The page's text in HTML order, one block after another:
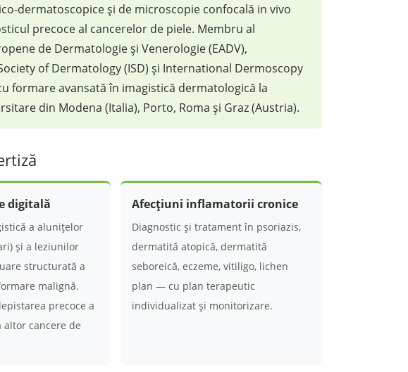
dermatoscopice și de microscopie confocală in vivo
precoce al cancerelor de piele. Membru al
de Dermatologie și Venerologie (EADV),
of Dermatology (ISD) și International Dermoscopy
formare avansată în imagistică dermatologică la
din Modena (Italia), Porto, Roma și Graz (Austria).
digitală
a alunițelor
și a leziunilor
structurată a
malignă.
precoce a
cancere de
Afecțiuni inflamatorii cronice
Diagnostic și tratament în psoriazis,
dermatită atopică, dermatită
seboreică, eczeme, vitiligo, lichen
plan — cu plan terapeutic
individualizat și monitorizare.